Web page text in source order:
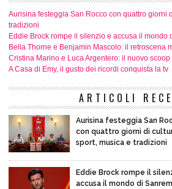
Aurisina festeggia San Rocco con quattro giorni
tradizioni
Eddie Brock rompe il silenzio e accusa il mondo
Bella Thorne e Benjamin Mascolo: il retroscena
Cristina Marino e Luca Argentero: il nuovo
A Casa di Emy, il gusto dei ricordi conquista la tv
ARTICOLI
Aurisina festeggia San
con quattro giorni di
sport, musica e tradizioni
Eddie Brock rompe il
accusa il mondo di